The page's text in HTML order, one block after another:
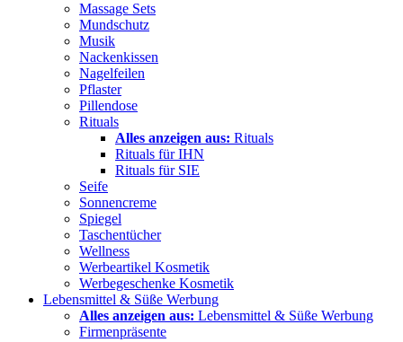
Massage Sets
Mundschutz
Musik
Nackenkissen
Nagelfeilen
Pflaster
Pillendose
Rituals
Alles anzeigen aus: Rituals
Rituals für IHN
Rituals für SIE
Seife
Sonnencreme
Spiegel
Taschentücher
Wellness
Werbeartikel Kosmetik
Werbegeschenke Kosmetik
Lebensmittel & Süße Werbung
Alles anzeigen aus: Lebensmittel & Süße Werbung
Firmenpräsente